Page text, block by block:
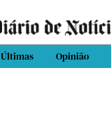
Últimas Opinião